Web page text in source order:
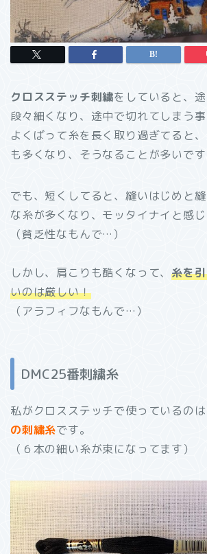
クロスステッチ刺繍をしていると、
段々細くなり、途中で切れてしまう事
よくばって糸を長く取り過ぎてると
も多くなり、そうなることが多いです
でも、短くしてると、縫いはじめと
な糸が多くなり、モッタイナイと感じ
（貧乏性なもんで…）
しかし、肩こりも酷くなって、糸を
いのは厳しい！
（アラフィフなもんで…）
DMC25番刺繍糸
私がクロスステッチで使っているの
の刺繍糸です。
（６本の細い糸が束になってます）